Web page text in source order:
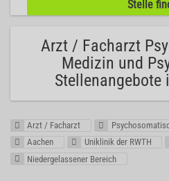
Arzt / Facharzt
Medizin und
Stellenangebote
Arzt / Facharzt
Aachen
Uniklinik der RWTH
Niedergelassener Bereich